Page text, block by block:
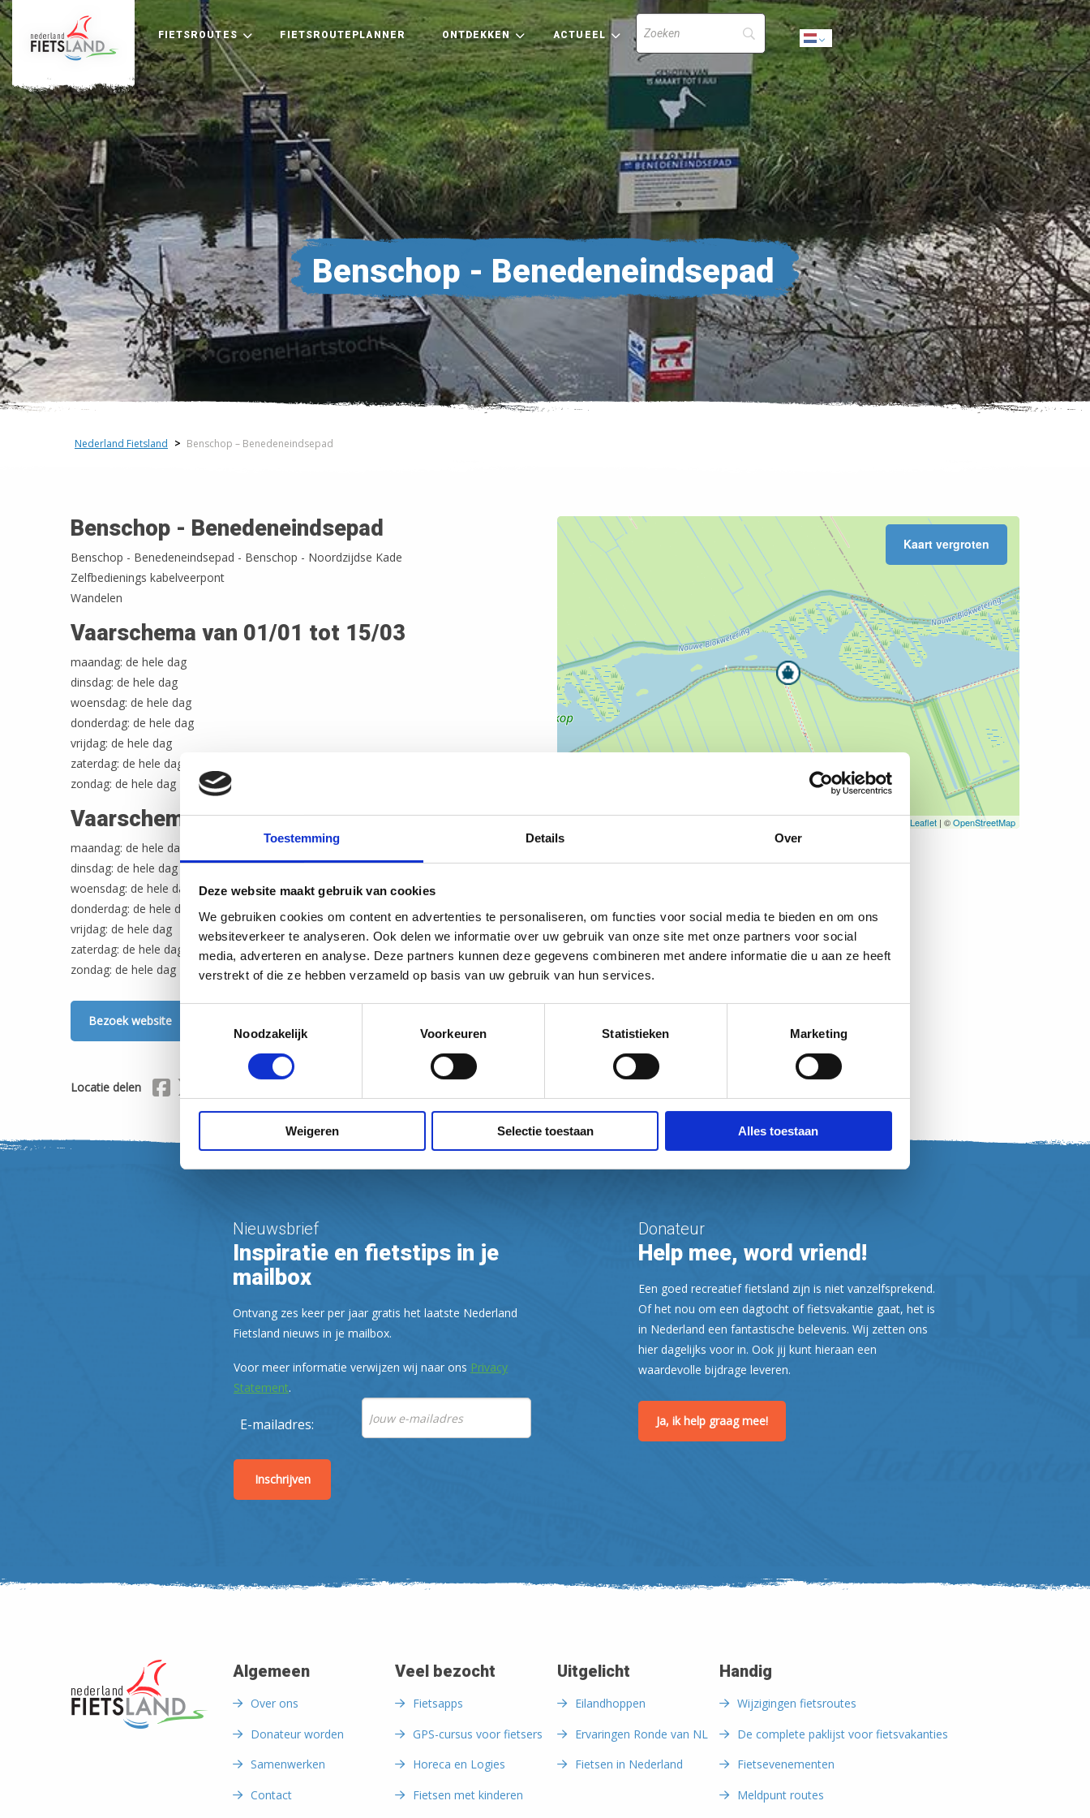
Toestemming Details Over
Deze website maakt gebruik van cookies
We gebruiken cookies om content en advertenties te personaliseren, om functies voor social media te bieden en om ons
websiteverkeer te analyseren. Ook delen we informatie over uw gebruik van onze site met onze partners voor social
media, adverteren en analyse. Deze partners kunnen deze gegevens combineren met andere informatie die u aan ze heeft
verstrekt of die ze hebben verzameld op basis van uw gebruik van hun services.
Noodzakelijk
Voorkeuren Statistieken Marketing
Weigeren Selectie toestaan Alles toestaan
FIETSROUTES FIETSROUTEPLANNER ONTDEKKEN ACTUEEL
Dutch
Benschop - Benedeneindsepad
Nederland Fietsland > Benschop – Benedeneindsepad
Benschop - Benedeneindsepad
Benschop - Benedeneindsepad - Benschop - Noordzijdse Kade
Zelfbedienings kabelveerpont
Wandelen
Vaarschema van 01/01 tot 15/03
maandag: de hele dag
dinsdag: de hele dag
woensdag: de hele dag
donderdag: de hele dag
vrijdag: de hele dag
zaterdag: de hele dag
zondag: de hele dag
Vaarschema van 01/07 tot 31/12
maandag: de hele dag
dinsdag: de hele dag
woensdag: de hele dag
donderdag: de hele dag
vrijdag: de hele dag
zaterdag: de hele dag
zondag: de hele dag
Bezoek website
Locatie delen Delen via Facebook
Kaart vergroten
Leaflet | ©OpenStreetMap
+
−
Nieuwsbrief
Inspiratie en fietstips in je
mailbox
Ontvang zes keer per jaar gratis het laatste Nederland
Fietsland nieuws in je mailbox.
Voor meer informatie verwijzen wij naar ons Privacy
Statement.
E-mailadres:
Donateur
Help mee, word vriend!
Een goed recreatief fietsland zijn is niet vanzelfsprekend.
Of het nou om een dagtocht of fietsvakantie gaat, het is
in Nederland een fantastische belevenis. Wij zetten ons
hier dagelijks voor in. Ook jij kunt hieraan een
waardevolle bijdrage leveren.
Ja, ik help graag mee!
Algemeen
Over ons
Donateur worden
Samenwerken
Contact
Veel bezocht
Fietsapps
GPS-cursus voor fietsers
Horeca en Logies
Fietsen met kinderen
Uitgelicht
Eilandhoppen
Ervaringen Ronde van NL
Fietsen in Nederland
Handig
Wijzigingen fietsroutes
De complete paklijst voor fietsvakanties
Fietsevenementen
Meldpunt routes